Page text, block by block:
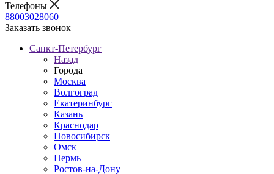
Телефоны
88003028060
Заказать звонок
Санкт-Петербург
Назад
Города
Москва
Волгоград
Екатеринбург
Казань
Краснодар
Новосибирск
Омск
Пермь
Ростов-на-Дону